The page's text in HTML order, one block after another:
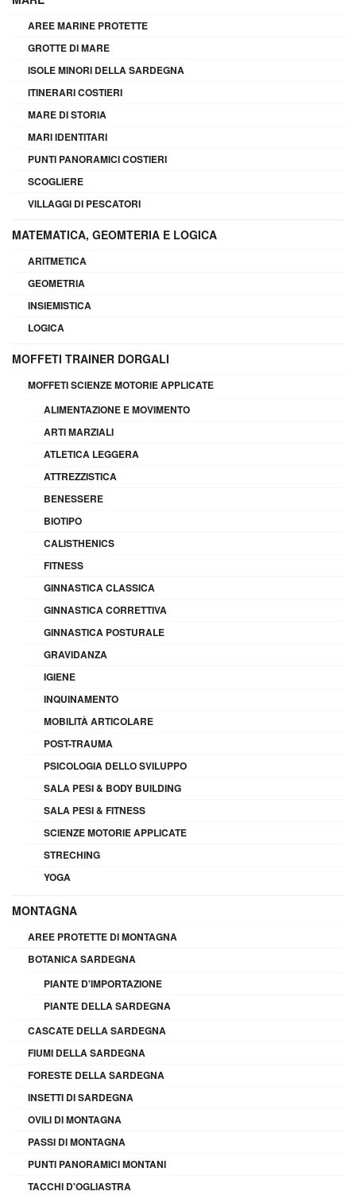
AREE MARINE PROTETTE
GROTTE DI MARE
ISOLE MINORI DELLA SARDEGNA
ITINERARI COSTIERI
MARE DI STORIA
MARI IDENTITARI
PUNTI PANORAMICI COSTIERI
SCOGLIERE
VILLAGGI DI PESCATORI
MATEMATICA, GEOMTERIA E LOGICA
ARITMETICA
GEOMETRIA
INSIEMISTICA
LOGICA
MOFFETI TRAINER DORGALI
MOFFETI SCIENZE MOTORIE APPLICATE
ALIMENTAZIONE E MOVIMENTO
ARTI MARZIALI
ATLETICA LEGGERA
ATTREZZISTICA
BENESSERE
BIOTIPO
CALISTHENICS
FITNESS
GINNASTICA CLASSICA
GINNASTICA CORRETTIVA
GINNASTICA POSTURALE
GRAVIDANZA
IGIENE
INQUINAMENTO
MOBILITÀ ARTICOLARE
POST-TRAUMA
PSICOLOGIA DELLO SVILUPPO
SALA PESI & BODY BUILDING
SALA PESI & FITNESS
SCIENZE MOTORIE APPLICATE
STRECHING
YOGA
MONTAGNA
AREE PROTETTE DI MONTAGNA
BOTANICA SARDEGNA
PIANTE D'IMPORTAZIONE
PIANTE DELLA SARDEGNA
CASCATE DELLA SARDEGNA
FIUMI DELLA SARDEGNA
FORESTE DELLA SARDEGNA
INSETTI DI SARDEGNA
OVILI DI MONTAGNA
PASSI DI MONTAGNA
PUNTI PANORAMICI MONTANI
TACCHI D'OGLIASTRA